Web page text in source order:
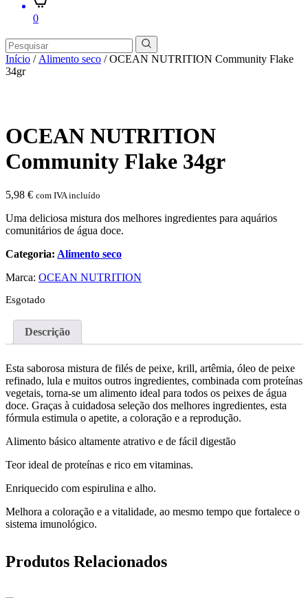
0
Início / Alimento seco / OCEAN NUTRITION Community Flake
34gr
OCEAN NUTRITION
Community Flake 34gr
5,98 € com IVA incluído
Uma deliciosa mistura dos melhores ingredientes para aquários
comunitários de água doce.
Categoria: Alimento seco
Marca: OCEAN NUTRITION
Esgotado
Descrição
Esta saborosa mistura de filés de peixe, krill, artêmia, óleo de peixe
refinado, lula e muitos outros ingredientes, combinada com proteínas
vegetais, torna-se um alimento ideal para todos os peixes de água
doce. Graças à cuidadosa seleção dos melhores ingredientes, esta
fórmula estimula o apetite, a coloração e a reprodução.
Alimento básico altamente atrativo e de fácil digestão
Teor ideal de proteínas e rico em vitaminas.
Enriquecido com espirulina e alho.
Melhora a coloração e a vitalidade, ao mesmo tempo que fortalece o
sistema imunológico.
Produtos Relacionados